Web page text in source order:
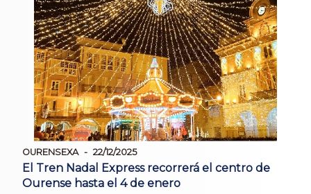
OURENSEXA 22/12/2025
El Tren Nadal Express recorrerá el centro de
Ourense hasta el 4 de enero